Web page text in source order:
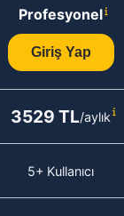
Profesyonel
Giriş Yap
3529 TL/aylık
5+ Kullanıcı